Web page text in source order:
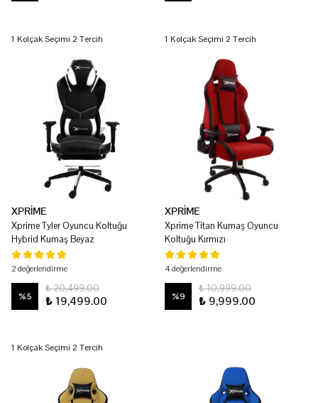
1 Kolçak Seçimi 2 Tercih 1 Kolçak Seçimi 2 Tercih
XPRİME
Xprime Tyler Oyuncu Koltuğu
Hybrid Kumaş Beyaz
2 değerlendirme
%5
₺ 20,499.00
₺ 19,499.00
1 Kolçak Seçimi 2 Tercih
XPRİME
Xprime Titan Kumaş Oyuncu
Koltuğu Kırmızı
4 değerlendirme
%9
₺ 10,999.00
₺ 9,999.00